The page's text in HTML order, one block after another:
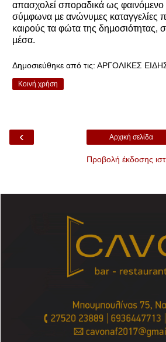
απασχολεί σποραδικά ως φαινόµενο
σύµφωνα µε ανώνυµες καταγγελίες
καιρούς τα φώτα της δηµοσιότητας,
µέσα.
Δημοσιεύθηκε από τις: ΑΡΓΟΛΙΚΕΣ
Κοινή χρήση
‹ Αρχική σελίδα
Προβολή έκδοσης